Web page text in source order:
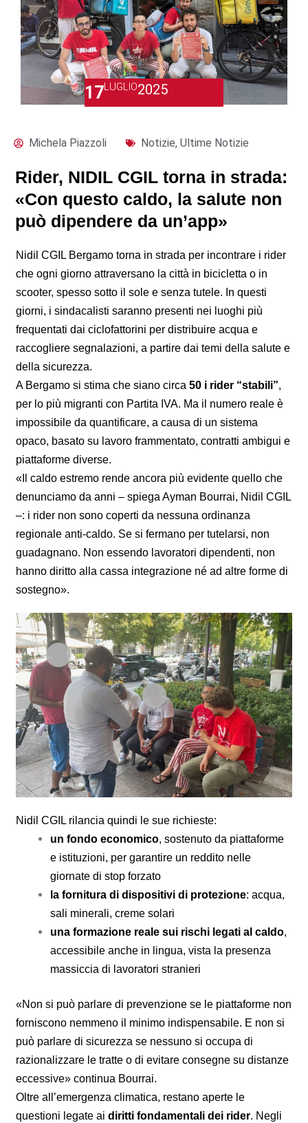
17LUGLIO2025
Michela Piazzoli Notizie, Ultime Notizie
Rider, NIDIL CGIL torna in strada:
«Con questo caldo, la salute non
può dipendere da un’app»
Nidil CGIL Bergamo torna in strada per incontrare i rider
che ogni giorno attraversano la città in bicicletta o in
scooter, spesso sotto il sole e senza tutele. In questi
giorni, i sindacalisti saranno presenti nei luoghi più
frequentati dai ciclofattorini per distribuire acqua e
raccogliere segnalazioni, a partire dai temi della salute e
della sicurezza.
A Bergamo si stima che siano circa50 i rider “stabili”,
per lo più migranti con Partita IVA. Ma il numero reale è
impossibile da quantificare, a causa di un sistema
opaco, basato su lavoro frammentato, contratti ambigui e
piattaforme diverse.
«Il caldo estremo rende ancora più evidente quello che
denunciamo da anni – spiega Ayman Bourrai, Nidil CGIL
–: i rider non sono coperti da nessuna ordinanza
regionale anti-caldo. Se si fermano per tutelarsi, non
guadagnano. Non essendo lavoratori dipendenti, non
hanno diritto alla cassa integrazione né ad altre forme di
sostegno».
Nidil CGIL rilancia quindi le sue richieste:
un fondo economico, sostenuto da piattaforme
e istituzioni, per garantire un reddito nelle
giornate di stop forzato
la fornitura di dispositivi di protezione: acqua,
sali minerali, creme solari
una formazione reale sui rischi legati al caldo,
accessibile anche in lingua, vista la presenza
massiccia di lavoratori stranieri
«Non si può parlare di prevenzione se le piattaforme non
forniscono nemmeno il minimo indispensabile. E non si
può parlare di sicurezza se nessuno si occupa di
razionalizzare le tratte o di evitare consegne su distanze
eccessive» continua Bourrai.
Oltre all’emergenza climatica, restano aperte le
questioni legate aidiritti fondamentali dei rider. Negli